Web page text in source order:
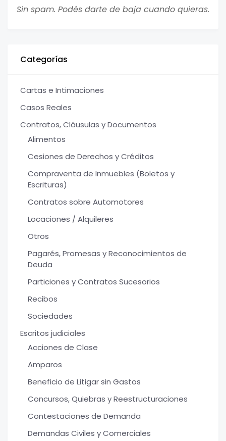
Sin spam. Podés darte de baja cuando quieras.
Categorías
Cartas e Intimaciones
Casos Reales
Contratos, Cláusulas y Documentos
Alimentos
Cesiones de Derechos y Créditos
Compraventa de Inmuebles (Boletos y
Escrituras)
Contratos sobre Automotores
Locaciones / Alquileres
Otros
Pagarés, Promesas y Reconocimientos de
Deuda
Particiones y Contratos Sucesorios
Recibos
Sociedades
Escritos judiciales
Acciones de Clase
Amparos
Beneficio de Litigar sin Gastos
Concursos, Quiebras y Reestructuraciones
Contestaciones de Demanda
Demandas Civiles y Comerciales